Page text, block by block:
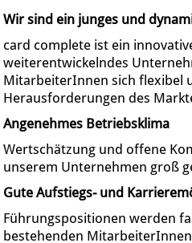
Wir sind ein junges und
card complete ist ein
weiterentwickelndes
MitarbeiterInnen sich flexibel
Herausforderungen des
Angenehmes Betriebsklima
Wertschätzung und offene
unserem Unternehmen groß
Gute Aufstiegs- und
Führungspositionen werden
bestehenden